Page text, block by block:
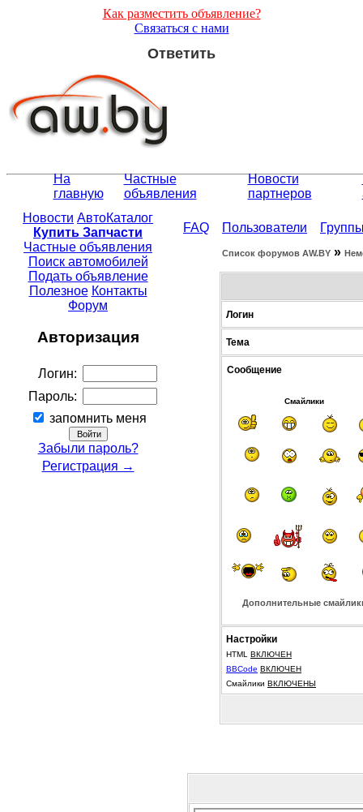
Как разместить объявление?
Связаться с нами
Ответить
На
главную
Частные
объявления
Новости
партнеров
Новости АвтоКаталог
Купить Запчасти
Частные объявления
Поиск автомобилей
Подать объявление
Полезное Контакты
Форум
Авторизация
Логин:
Пароль:
запомнить меня
Забыли пароль?
Регистрация →
FAQ Пользователи
Список форумов АW.BY »
Логин
Тема
Сообщение
Смайлики
Дополнительные
Настройки
HTML ВКЛЮЧЕН
BBCode ВКЛЮЧЕН
Смайлики ВКЛЮЧЕНЫ